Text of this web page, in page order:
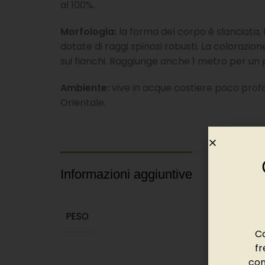
al 100%.
Morfologia: la forma del corpo è
dotate di raggi spinosi robusti. La
sui fianchi. Raggiunge anche 1 metro per
Ambiente: vive in acque costiere poco
Orientale.
Informazioni aggiuntive
PESO